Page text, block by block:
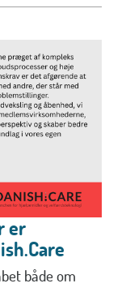
er
både om